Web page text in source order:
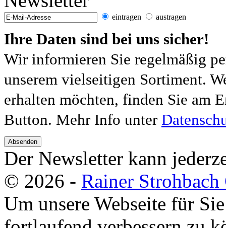
eintragen austragen
Ihre Daten sind bei uns sicher!
Wir informieren Sie regelmäßig
unserem vielseitigen Sortiment.
erhalten möchten, finden Sie am
Button. Mehr Info unter
Absenden
Der Newsletter kann
© 2026 - Rainer
Um unsere Webseite für